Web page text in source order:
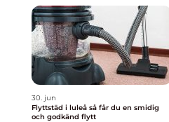
30. jun
Flyttstäd i luleå så får du en smidig
och godkänd flytt